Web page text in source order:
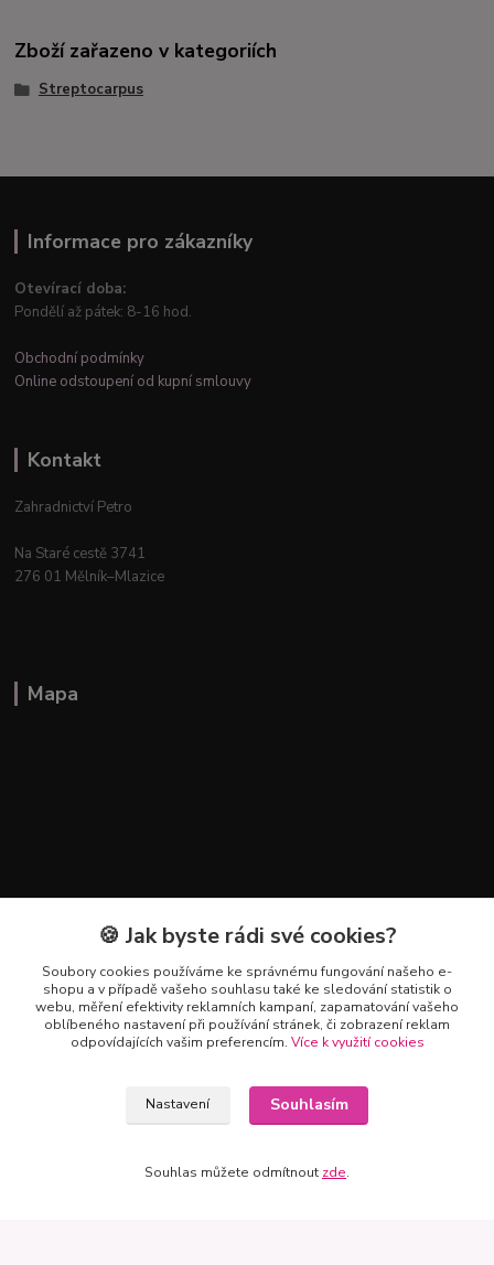
Zboží zařazeno v kategoriích
Streptocarpus
Informace pro zákazníky
Otevírací doba:
Pondělí až pátek: 8-16 hod.
Obchodní podmínky
Online odstoupení od kupní smlouvy
Kontakt
Zahradnictví Petro
Na Staré cestě 3741
276 01 Mělník–Mlazice
Mapa
Kontakty
info@zahradnictvipetro.cz
🍪 Jak byste rádi své cookies?
Soubory cookies používáme ke správnému fungování našeho e-
shopu a v případě vašeho souhlasu také ke sledování statistik o
webu, měření efektivity reklamních kampaní, zapamatování vašeho
oblíbeného nastavení při používání stránek, či zobrazení reklam
odpovídajících vašim preferencím. Více k využití cookies
Nastavení Souhlasím
Souhlas můžete odmítnout zde.